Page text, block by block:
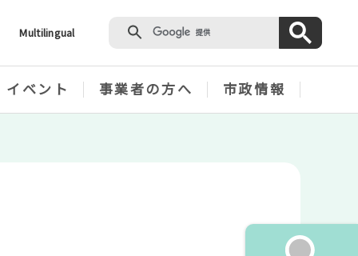
Multilingual
イベント 事業者の方へ 市政情報